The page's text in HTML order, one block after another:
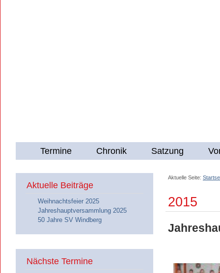
Satzung
Chronik
Termine
Aktuelle Seite:
Aktuelle Beiträge
Weihnachtsfeier 2025
Jahreshauptversammlung 2025
50 Jahre SV Windberg
Nächste Termine
2015